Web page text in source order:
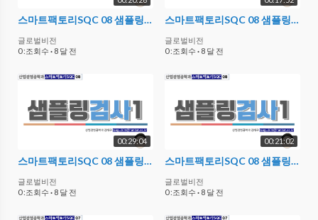
스마트팩토리SQC 08 샘플링검사1 04
글로벌비전
0 :조회수 · 8 달 전
스마트팩토리SQC 08 샘플링검사1 03
글로벌비전
0 :조회수 · 8 달 전
00:29:04
스마트팩토리SQC 08 샘플링검사1 02
글로벌비전
0 :조회수 · 8 달 전
00:21:02
스마트팩토리SQC 08 샘플링검사1 01
글로벌비전
0 :조회수 · 8 달 전